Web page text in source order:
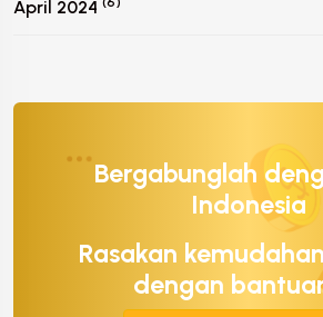
April 2024
Bergabunglah
Indonesia
Rasakan
dengan